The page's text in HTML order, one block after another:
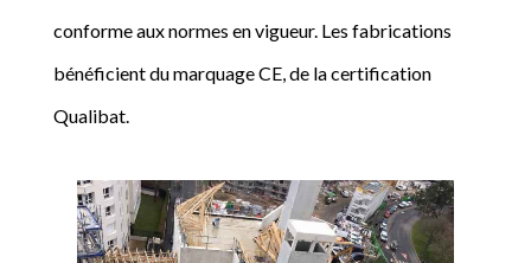
conforme aux normes en vigueur. Les fabrications
bénéficient du marquage CE, de la certification
Qualibat.